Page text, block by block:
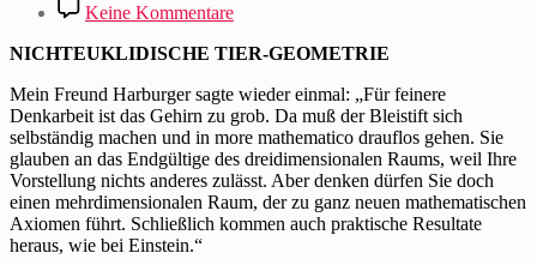
Keine Kommentare
Rudolf
Kurtz
sich
über
Mehrings
erstes
Bestiarium
NICHTEUKLIDISCHE TIER-GEOMETRIE
Mein Freund Harburger sagte wieder einmal: „Für feinere
Denkarbeit ist das Gehirn zu grob. Da muß der Bleistift sich
selbständig machen und in more mathematico drauflos gehen. Sie
glauben an das Endgültige des dreidimensionalen Raums, weil Ihre
Vorstellung nichts anderes zulässt. Aber denken dürfen Sie doch
einen mehrdimensionalen Raum, der zu ganz neuen mathematischen
Axiomen führt. Schließlich kommen auch praktische Resultate
heraus, wie bei Einstein.“